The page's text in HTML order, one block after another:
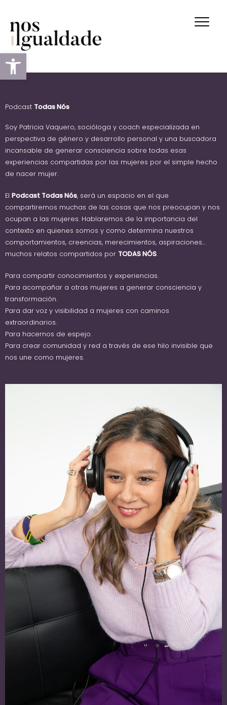
Abrir barra de herramientas
contenido
Podcast Todas Nós
Soy Patricia Vaquero, socióloga y coach especializada en
perspectiva de género y desarrollo personal y una buscadora
incansable de generar consciencia sobre todas esas
experiencias compartidas por las mujeres por el simple hecho
de nacer mujer.
El Podcast Todas Nós, será un espacio en el que
compartiremos muchas de las cosas que nos preocupan y nos
ocupan a las mujeres. Hablaremos de la importancia del
contexto en quienes somos y como determina nuestros
comportamientos, creencias, merecimientos, aspiraciones…
muchos relatos compartidos por TODAS NÓS.
Para compartir conocimientos y experiencias.
Para acompañar a otras mujeres a generar consciencia y
transformación.
Para dar voz y visibilidad a mujeres con caminos
extraordinarios.
Para hacernos de espejo.
Para crear comunidad y red a través de ese hilo invisible que
nos une como mujeres.